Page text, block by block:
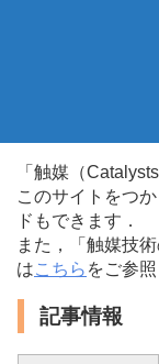
「触媒（
このサイトをつ
ドもできます．
また，「触媒技
はこちら をご参照
記事情報